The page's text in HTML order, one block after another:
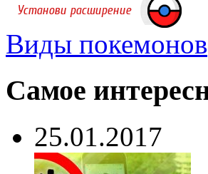
Виды покемонов
Самое
25.01.2017